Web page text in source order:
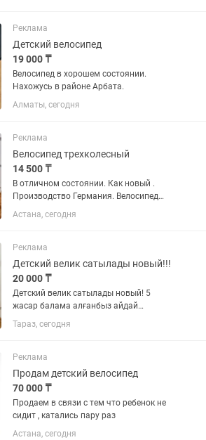
Реклама
Детский велосипед
19 000 ₸
Велосипед в хорошем состоянии.
Нахожусь в районе Арбата.
Алматы, сегодня
Реклама
Велосипед трехколесный
14 500 ₸
В отличном состоянии. Как новый .
Производство Германия. Велосипед
идёт без ручки
Астана, сегодня
Реклама
Детский велик сатылады новый!!!
20 000 ₸
Детский велик сатылады новый! 5
жасар балама алғанбыз айдай
алмады. 33 мыңға алғанбыз, 20 мың,
саудасы бар! 5-6 жасар балаға болады.
Тараз, сегодня
Реклама
Продам детский велосипед
70 000 ₸
Продаем в связи с тем что ребенок не
сидит , катались пару раз
Астана, сегодня